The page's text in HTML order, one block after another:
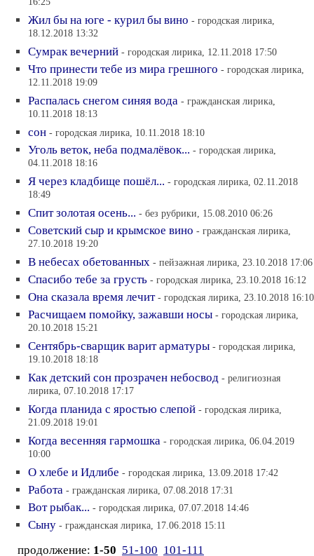
Жил бы на юге - курил бы вино - городская лирика,
18.12.2018 13:32
Сумрак вечерний - городская лирика, 12.11.2018 17:50
Что принести тебе из мира грешного - городская лирика,
12.11.2018 19:09
Распалась снегом синяя вода - гражданская лирика,
10.11.2018 18:13
сон - городская лирика, 10.11.2018 18:10
Уголь веток, неба подмалёвок... - городская лирика,
04.11.2018 18:16
Я через кладбище пошёл... - городская лирика, 02.11.2018
18:49
Спит золотая осень... - без рубрики, 15.08.2010 06:26
Советский сыр и крымское вино - гражданская лирика,
27.10.2018 19:20
В небесах обетованных - пейзажная лирика, 23.10.2018 17:06
Спасибо тебе за грусть - городская лирика, 23.10.2018 16:12
Она сказала время лечит - городская лирика, 23.10.2018 16:10
Расчищаем помойку, зажавши носы - городская лирика,
20.10.2018 15:21
Сентябрь-сварщик варит арматуры - городская лирика,
19.10.2018 18:18
Как детский сон прозрачен небосвод - религиозная
лирика, 07.10.2018 17:17
Когда планида с яростью слепой - городская лирика,
21.09.2018 19:01
Когда весенняя гармошка - городская лирика, 06.04.2019
10:00
О хлебе и Идлибе - городская лирика, 13.09.2018 17:42
Работа - гражданская лирика, 07.08.2018 17:31
Вот рыбак... - городская лирика, 07.07.2018 14:46
Сыну - гражданская лирика, 17.06.2018 15:11
продолжение: 1-50 51-100 101-111